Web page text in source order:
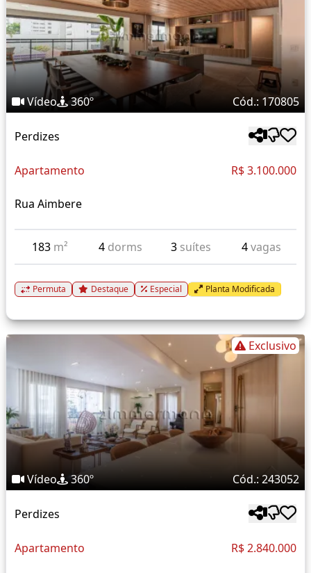
Vídeo 360º Cód.: 170805
Perdizes
Apartamento R$ 3.100.000
Rua Aimbere
183 m² 4 dorms 3 suítes 4vagas
Permuta Destaque Especial Planta Modificada
Exclusivo
Vídeo 360º Cód.: 243052
Perdizes
Apartamento R$ 2.840.000